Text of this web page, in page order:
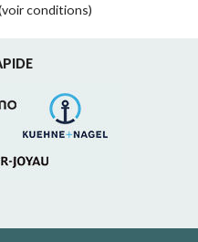
conditions)